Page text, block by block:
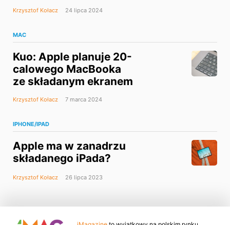
Krzysztof Kołacz 24 lipca 2024
MAC
Kuo: Apple planuje 20-
calowego MacBooka
ze składanym ekranem
Krzysztof Kołacz 7 marca 2024
IPHONE/IPAD
Apple ma w zanadrzu
składanego iPada?
Krzysztof Kołacz 26 lipca 2023